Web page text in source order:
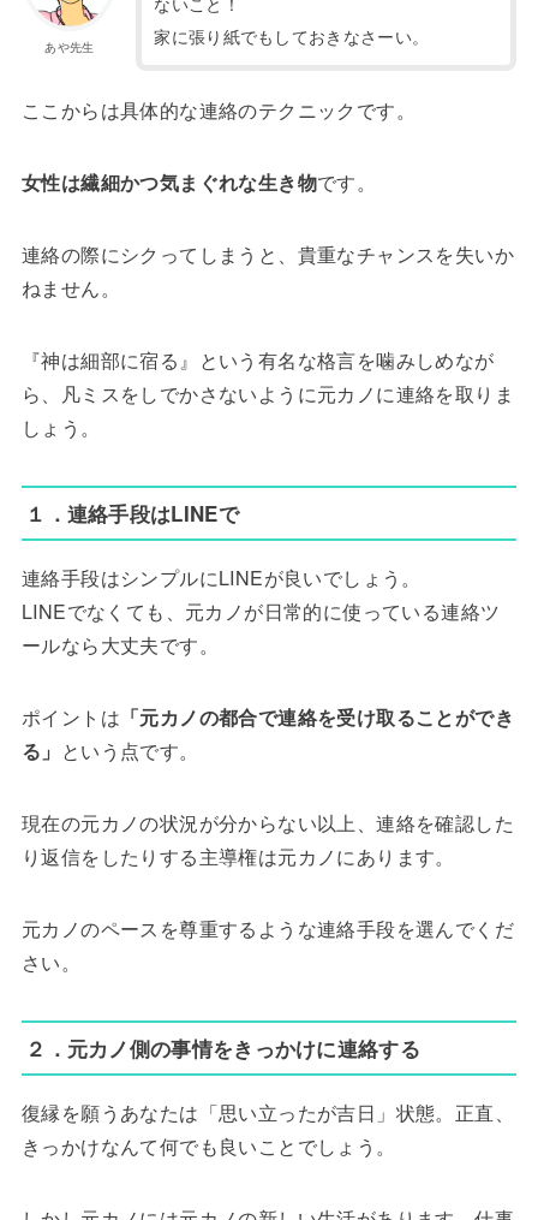
あや先生
家に張り紙でもしておきなさーい。
ここからは具体的な連絡のテクニックです。
女性は繊細かつ気まぐれな生き物です。
連絡の際にシクってしまうと、貴重なチャンスを失いか
ねません。
『神は細部に宿る』という有名な格言を噛みしめなが
ら、凡ミスをしでかさないように元カノに連絡を取りま
しょう。
１．連絡手段はLINEで
連絡手段はシンプルにLINEが良いでしょう。
LINEでなくても、元カノが日常的に使っている連絡ツ
ールなら大丈夫です。
ポイントは 「元カノの都合で連絡を受け取ることができ
る」 という点です。
現在の元カノの状況が分からない以上、連絡を確認した
り返信をしたりする主導権は元カノにあります。
元カノのペースを尊重するような連絡手段を選んでくだ
さい。
２．元カノ側の事情をきっかけに連絡する
復縁を願うあなたは「思い立ったが吉日」状態。正直、
きっかけなんて何でも良いことでしょう。